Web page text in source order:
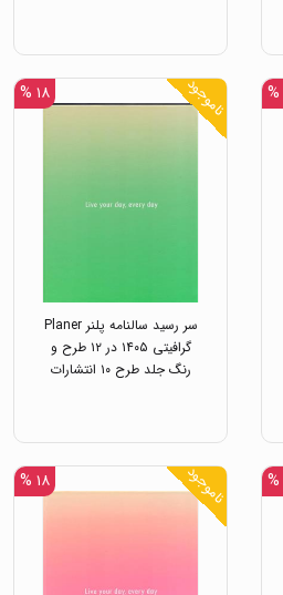
ناموجود ۱۸ %
سر رسید سالنامه پلنر Planer
گرافیتی ۱۴۰۵ در ۱۲ طرح و
رنگ جلد طرح ۱۰ انتشارات
ناموجود ۱۸ %